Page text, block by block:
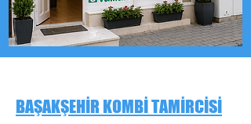
BAŞAKŞEHİR KOMBİ TAMİRCİSİ